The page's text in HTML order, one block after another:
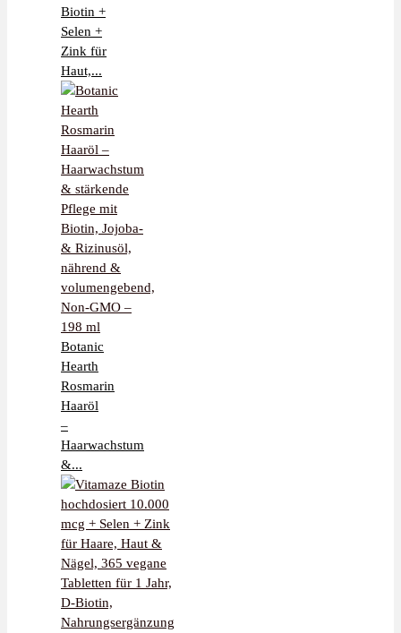
Biotin +
Selen +
Zink für
Haut,...
Botanic
Hearth
Rosmarin
Haaröl
–
Haarwachstum
&...